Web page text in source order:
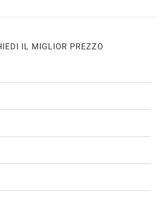
IL MIGLIOR PREZZO